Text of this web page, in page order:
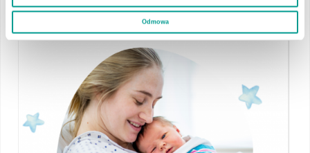
Odmowa
Przejdź do strony >>